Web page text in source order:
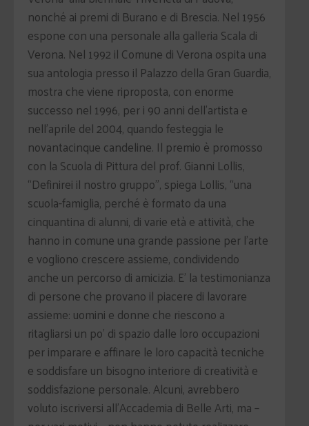
nonché ai premi di Burano e di Brescia. Nel 1956
espone con una personale alla galleria Scala di
Verona. Nel 1992 il Comune di Verona ospita una
sua antologia presso il Palazzo della Gran Guardia,
mostra che viene riproposta, con enorme
successo nel 1996, per i 90 anni dell’artista e
nell’aprile del 2004, quando festeggia le
novantacinque candeline. Il premio è promosso
con la Scuola di Pittura del prof. Gianni Lollis,
“Definirei il nostro gruppo”, spiega Lollis, “una
scuola-famiglia, perché è formato da una
cinquantina di alunni, di varie età e attività, che
hanno in comune una grande passione per l’arte
e vogliono crescere assieme, condividendo
anche un percorso di amicizia. E’ la testimonianza
di persone che provano il piacere di lavorare
assieme: uomini e donne che riescono a
ritagliarsi un po’ di spazio dalle loro occupazioni
per imparare e affinare le loro capacità tecniche
e soddisfare un bisogno interiore di creatività e
soddisfazione personale. Alcuni, avrebbero
voluto iscriversi all’Accademia di Belle Arti, ma –